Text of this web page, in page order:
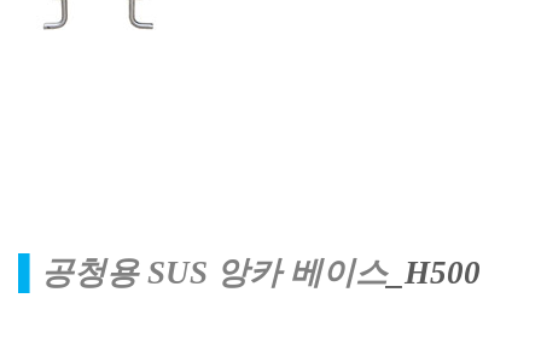
공청용SUS 앙카 베이스_H500